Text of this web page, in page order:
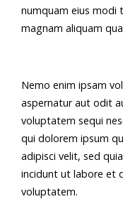
numquam eius modi
magnam aliquam
Nemo enim ipsam
aspernatur aut odit
voluptatem sequi
qui dolorem ipsum
adipisci velit, sed
incidunt ut labore et
voluptatem.